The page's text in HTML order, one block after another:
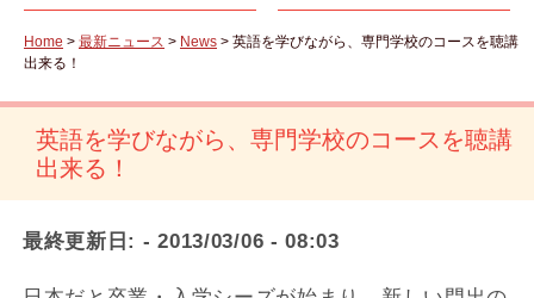
Home > 最新ニュース > News > 英語を学びながら、専門学校のコースを聴講
出来る！
英語を学びながら、専門学校のコースを聴講
出来る！
最終更新日: - 2013/03/06 - 08:03